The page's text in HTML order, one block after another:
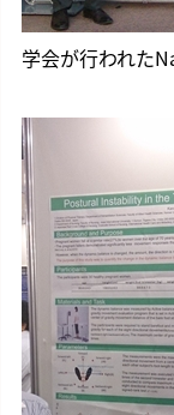
学会が行われた